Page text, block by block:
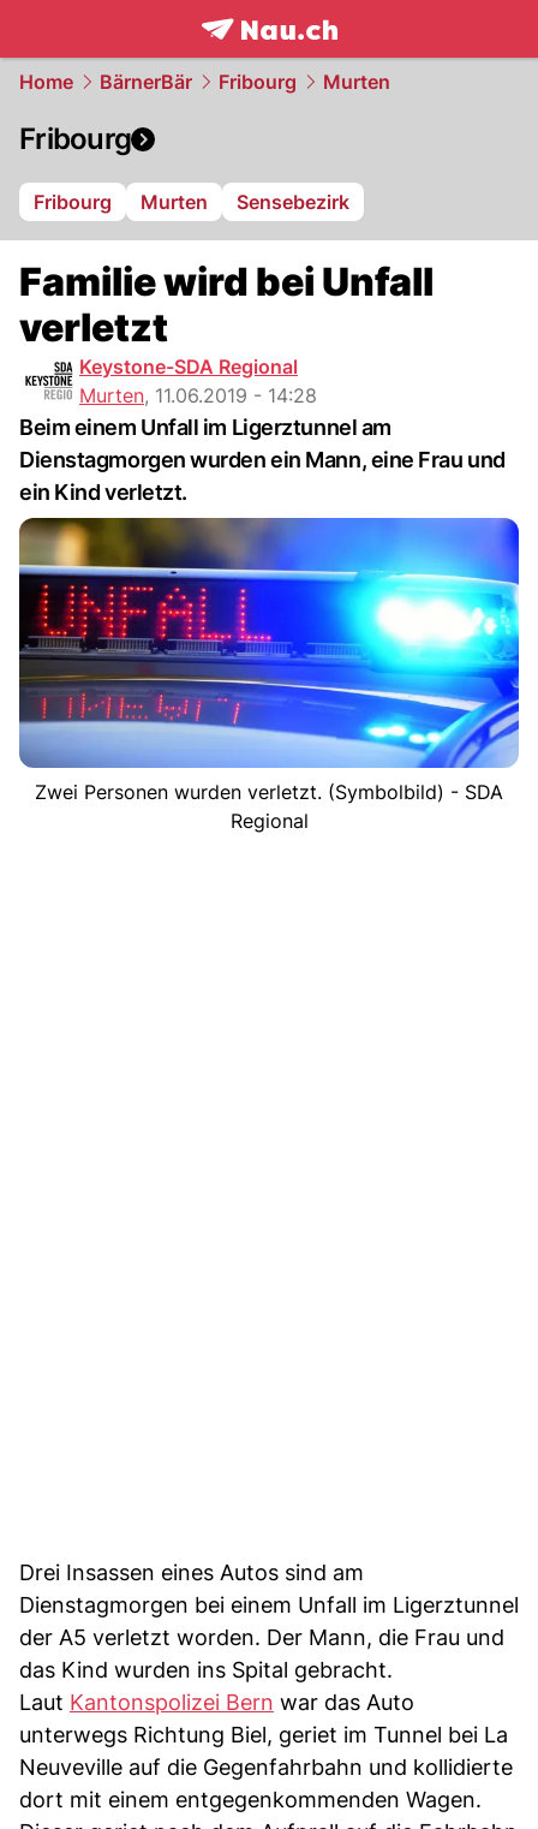
frontpage.NAU.ch
Home BärnerBär Fribourg Murten
Fribourg
Fribourg Murten Sensebezirk
Familie wird bei Unfall
verletzt
Keystone-SDA Regional
Murten, 11.06.2019 - 14:28
Beim einem Unfall im Ligerztunnel am
Dienstagmorgen wurden ein Mann, eine Frau und
ein Kind verletzt.
Zwei Personen wurden verletzt. (Symbolbild) - SDA
Regional
Drei Insassen eines Autos sind am
Dienstagmorgen bei einem Unfall im Ligerztunnel
der A5 verletzt worden. Der Mann, die Frau und
das Kind wurden ins Spital gebracht.
Laut Kantonspolizei Bern war das Auto
unterwegs Richtung Biel, geriet im Tunnel bei La
Neuveville auf die Gegenfahrbahn und kollidierte
dort mit einem entgegenkommenden Wagen.